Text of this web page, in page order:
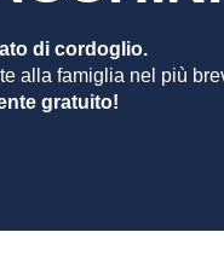
di cordoglio.
alla famiglia nel più
gratuito!